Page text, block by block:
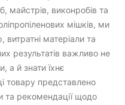
майстрів, виконробів та
мішків, ми
витратні матеріали та
результатів важливо не
а й знати їхнє
товару представлено
та рекомендації щодо